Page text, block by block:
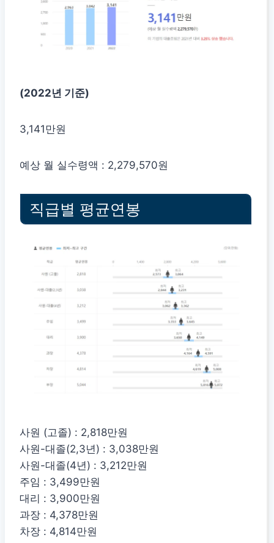
(2022년 기준)
3,141만원
예상 월 실수령액 : 2,279,570원
직급별 평균연봉
사원 (고졸) : 2,818만원
사원-대졸(2,3년) : 3,038만원
사원-대졸(4년) : 3,212만원
주임 : 3,499만원
대리 : 3,900만원
과장 : 4,378만원
차장 : 4,814만원